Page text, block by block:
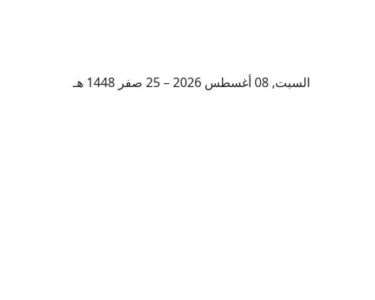
السبت, 08 أغسطس 2026 – 25 صفر 1448 هـ